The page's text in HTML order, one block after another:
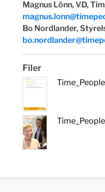
Magnus Lönn, VD,
Bo Nordlander,
Filer